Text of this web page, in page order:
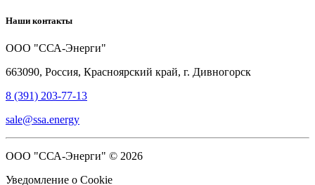
Наши контакты
ООО "ССА-Энерги"
663090, Россия, Красноярский край, г. Дивногорск
8 (391) 203-77-13
sale@ssa.energy
ООО "ССА-Энерги" © 2026
Уведомление о Cookie